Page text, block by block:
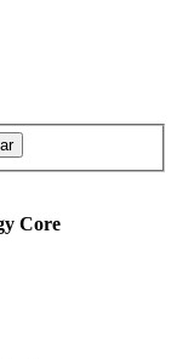
Core